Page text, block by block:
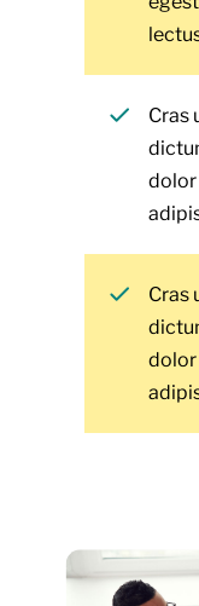
Cras
dolor
Cras
dolor